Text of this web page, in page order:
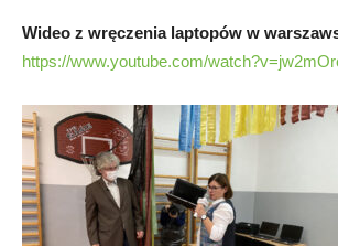
Wideo z wręczenia laptopów w
https://www.youtube.com/